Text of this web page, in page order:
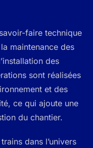
faire technique
maintenance des
des
sont réalisées
et des
ce qui ajoute une
du chantier.
dans l’univers